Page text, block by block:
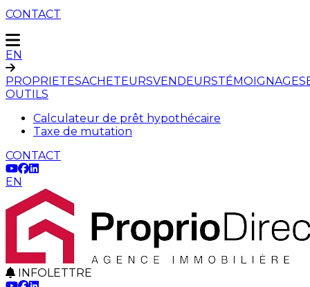
CONTACT
EN
PROPRIETESACHETEURSVENDEURSTÉMOIGNAGES
OUTILS
Calculateur de prêt hypothécaire
Taxe de mutation
CONTACT
EN
INFOLETTRE